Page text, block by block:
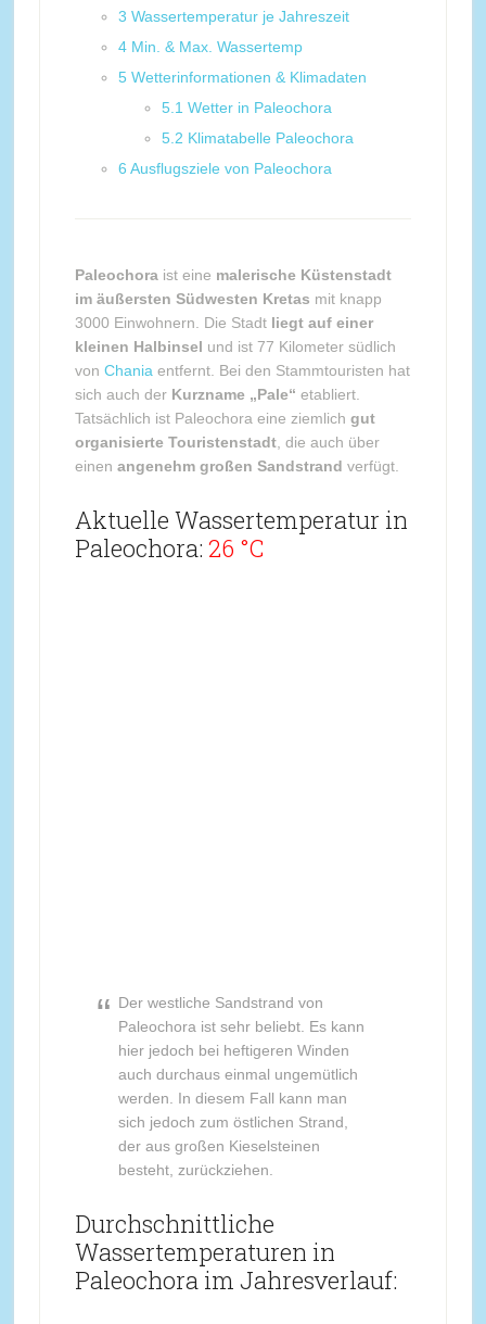
3 Wassertemperatur je Jahreszeit
4 Min. & Max. Wassertemp
5 Wetterinformationen & Klimadaten
5.1 Wetter in Paleochora
5.2 Klimatabelle Paleochora
6 Ausflugsziele von Paleochora
Paleochoraist eine malerische Küstenstadt
im äußersten Südwesten Kretas mit knapp
3000 Einwohnern. Die Stadt liegt auf einer
kleinen Halbinsel und ist 77 Kilometer südlich
von Chania entfernt. Bei den Stammtouristen hat
sich auch der Kurzname „Pale“ etabliert.
Tatsächlich ist Paleochora eine ziemlich gut
organisierte Touristenstadt, die auch über
einen angenehm großen Sandstrand verfügt.
Aktuelle Wassertemperatur in
Paleochora: 26 °C
Der westliche Sandstrand von
Paleochora ist sehr beliebt. Es kann
hier jedoch bei heftigeren Winden
auch durchaus einmal ungemütlich
werden. In diesem Fall kann man
sich jedoch zum östlichen Strand,
der aus großen Kieselsteinen
besteht, zurückziehen.
Durchschnittliche
Wassertemperaturen in
Paleochora im Jahresverlauf: